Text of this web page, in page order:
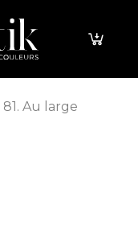
81. Au large